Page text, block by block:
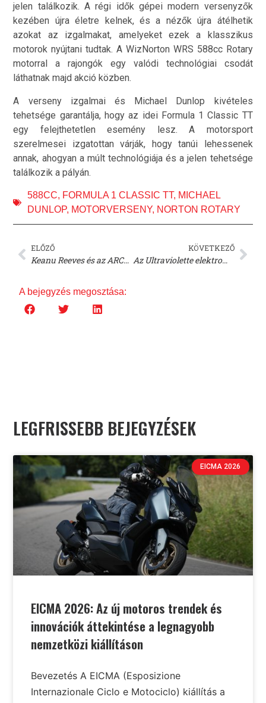
jelen találkozik. A régi idők gépei modern versenyzők
kezében újra életre kelnek, és a nézők újra átélhetik
azokat az izgalmakat, amelyeket ezek a klasszikus
motorok nyújtani tudtak. A WizNorton WRS 588cc Rotary
motorral a rajongók egy valódi technológiai csodát
láthatnak majd akció közben.
A verseny izgalmai és Michael Dunlop kivételes
tehetsége garantálja, hogy az idei Formula 1 Classic TT
egy felejthetetlen esemény lesz. A motorsport
szerelmesei izgatottan várják, hogy tanúi lehessenek
annak, ahogyan a múlt technológiája és a jelen tehetsége
találkozik a pályán.
588CC, FORMULA 1 CLASSIC TT, MICHAEL
DUNLOP, MOTORVERSENY, NORTON ROTARY
ELŐZŐ
Keanu Reeves és az ARCH Motorcycle a V10 Entertainmenttel közösen MotoAmerica dokumentumsorozatot készít
KÖVETKEZŐ
Az Ultraviolette elektromos motorkerékpár márka óriási pénzügyi támogatást kapott
A bejegyzés megosztása:
LEGFRISSEBB BEJEGYZÉSEK
EICMA 2026
EICMA 2026: Az új motoros trendek és
innovációk áttekintése a legnagyobb
nemzetközi kiállításon
Bevezetés A EICMA (Esposizione
Internazionale Ciclo e Motociclo) kiállítás a